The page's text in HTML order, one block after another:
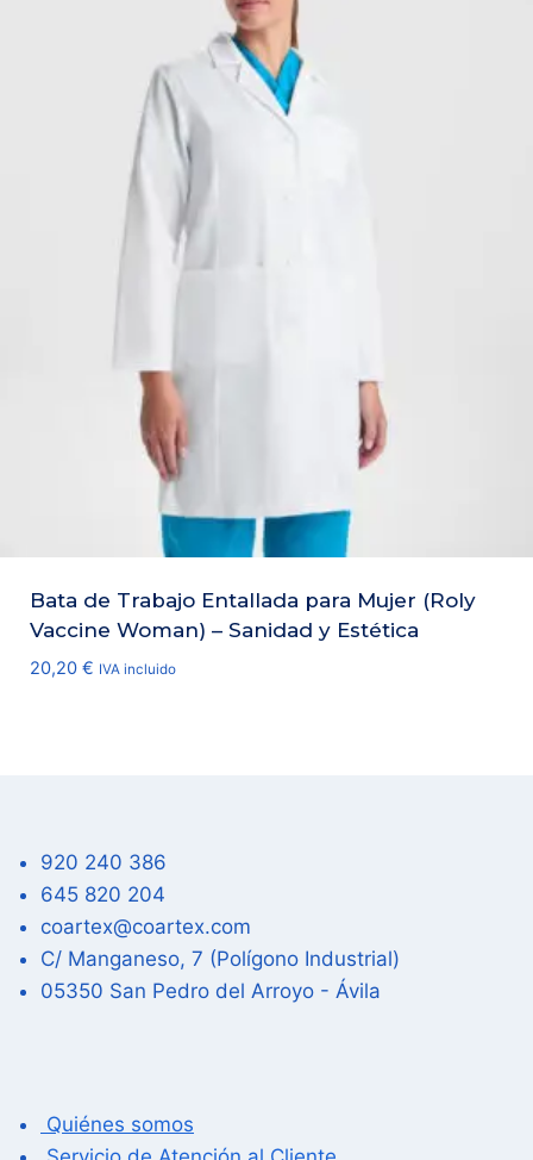
Bata de Trabajo Entallada para Mujer (Roly
Vaccine Woman) – Sanidad y Estética
20,20 € IVA incluido
920 240 386
645 820 204
coartex@coartex.com
C/ Manganeso, 7 (Polígono Industrial)
05350 San Pedro del Arroyo - Ávila
Quiénes somos